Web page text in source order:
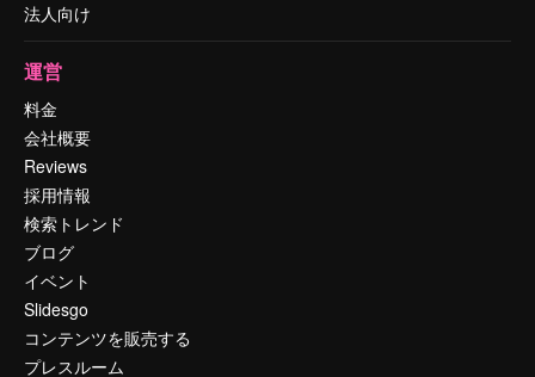
法人向け
運営
料金
会社概要
Reviews
採用情報
検索トレンド
ブログ
イベント
Slidesgo
コンテンツを販売する
プレスルーム